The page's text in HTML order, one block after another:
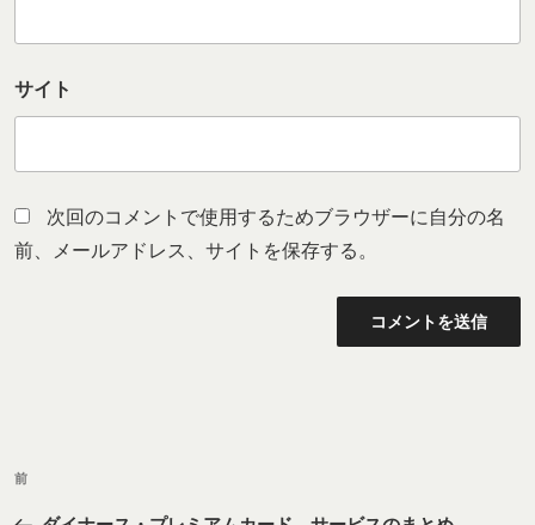
サイト
次回のコメントで使用するためブラウザーに自分の名
前、メールアドレス、サイトを保存する。
稿
前
前